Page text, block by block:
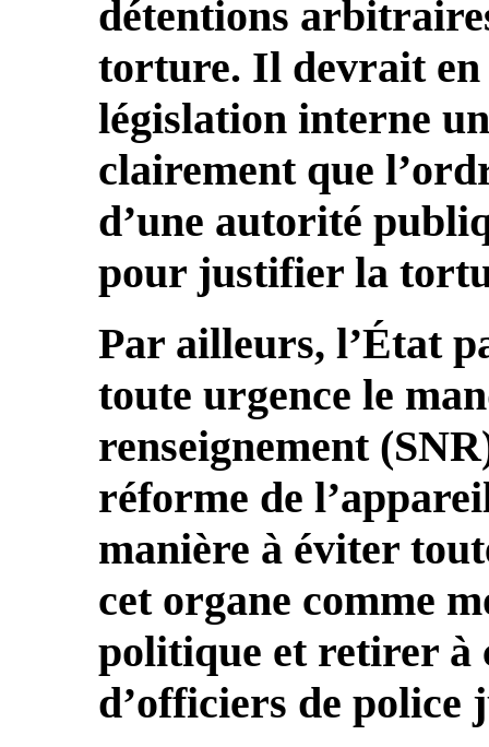
détentions
torture. Il devrait en
législation interne
clairement que
d’une autorité
pour justifier la
Par ailleurs, l’État
toute urgence le
renseignement
réforme de
manière à éviter
cet organe comme
politique et retirer à
d’officiers de police